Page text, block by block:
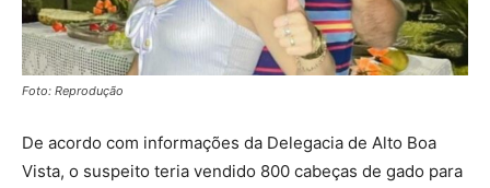
Foto: Reprodução
De acordo com informações da Delegacia de Alto Boa
Vista, o suspeito teria vendido 800 cabeças de gado para